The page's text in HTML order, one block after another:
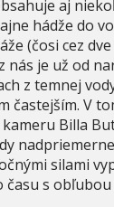
aj
hádže do
(čosi cez
nás je už od
z temnej
častejším. V
Billa
silami
času s